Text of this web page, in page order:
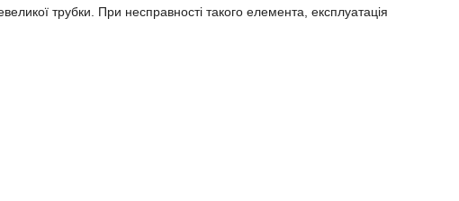
трубки. При несправності такого елемента, експлуатація